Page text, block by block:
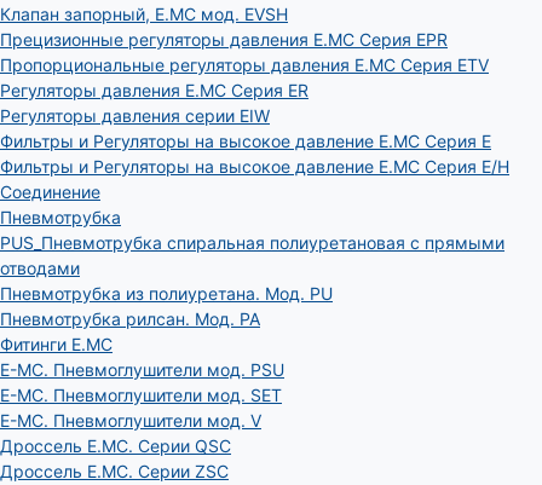
Клапан запорный, E.MC мод. EVSH
Прецизионные регуляторы давления E.MC Серия EPR
Пропорциональные регуляторы давления E.MC Серия ETV
Регуляторы давления E.MC Серия ER
Регуляторы давления серии EIW
Фильтры и Регуляторы на высокое давление E.MC Серия E
Фильтры и Регуляторы на высокое давление E.MC Серия E/H
Соединение
Пневмотрубка
PUS_Пневмотрубка спиральная полиуретановая с прямыми
отводами
Пневмотрубка из полиуретана. Мод. РU
Пневмотрубка рилсан. Мод. PA
Фитинги E.MC
E-MC. Пневмоглушители мод. PSU
E-MC. Пневмоглушители мод. SET
E-MC. Пневмоглушители мод. V
Дроссель E.MC. Серии QSC
Дроссель E.MC. Серии ZSC